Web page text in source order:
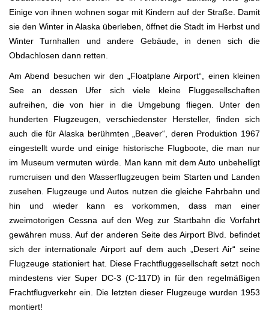
Einige von ihnen wohnen sogar mit Kindern auf der Straße. Damit
sie den Winter in Alaska überleben, öffnet die Stadt im Herbst und
Winter Turnhallen und andere Gebäude, in denen sich die
Obdachlosen dann retten.
Am Abend besuchen wir den „Floatplane Airport“, einen kleinen
See an dessen Ufer sich viele kleine Fluggesellschaften
aufreihen, die von hier in die Umgebung fliegen. Unter den
hunderten Flugzeugen, verschiedenster Hersteller, finden sich
auch die für Alaska berühmten „Beaver“, deren Produktion 1967
eingestellt wurde und einige historische Flugboote, die man nur
im Museum vermuten würde. Man kann mit dem Auto unbehelligt
rumcruisen und den Wasserflugzeugen beim Starten und Landen
zusehen. Flugzeuge und Autos nutzen die gleiche Fahrbahn und
hin und wieder kann es vorkommen, dass man einer
zweimotorigen Cessna auf den Weg zur Startbahn die Vorfahrt
gewähren muss. Auf der anderen Seite des Airport Blvd. befindet
sich der internationale Airport auf dem auch „Desert Air“ seine
Flugzeuge stationiert hat. Diese Frachtfluggesellschaft setzt noch
mindestens vier Super DC-3 (C-117D) in für den regelmäßigen
Frachtflugverkehr ein. Die letzten dieser Flugzeuge wurden 1953
montiert!